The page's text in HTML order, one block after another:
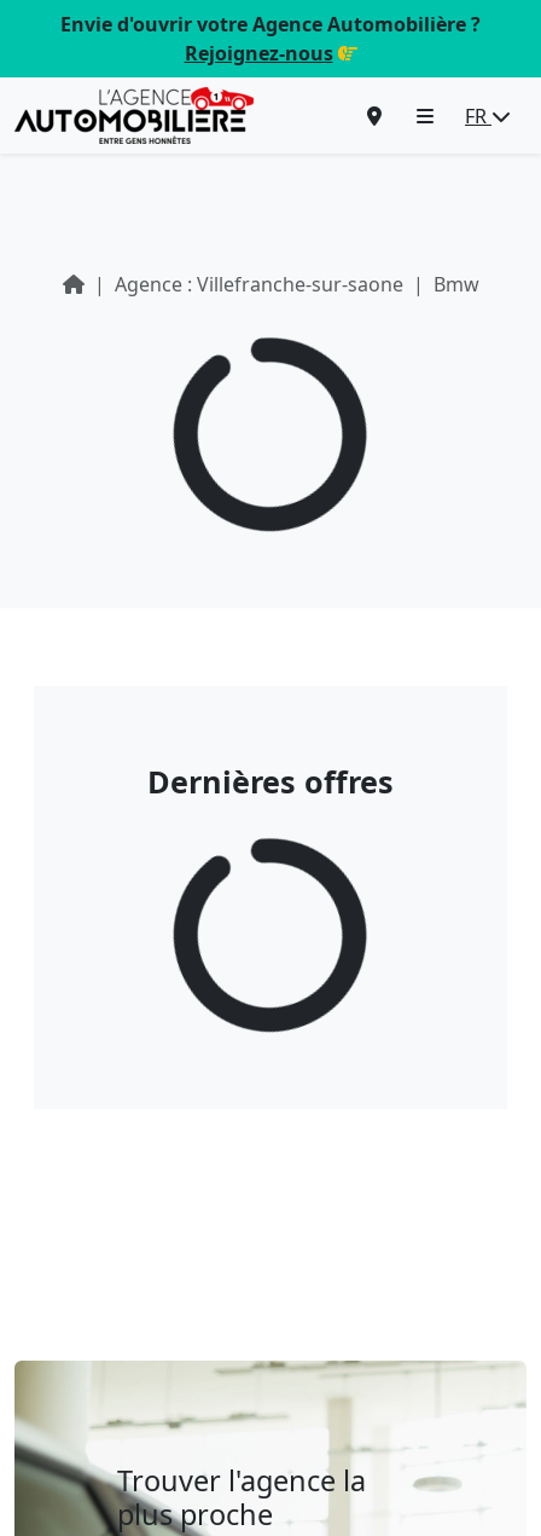
Envie d'ouvrir votre Agence Automobilière ?
Rejoignez-nous
FR
Agence : Villefranche-sur-saone Bmw
Dernières offres
Trouver l'agence la
plus proche